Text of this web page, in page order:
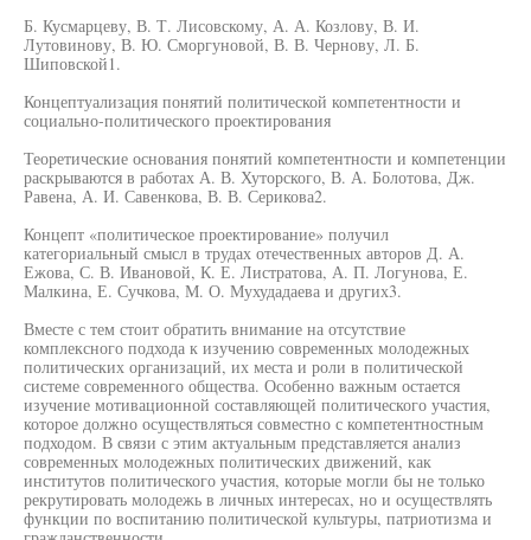
Б. Кусмарцеву, В. Т. Лисовскому, А. А. Козлову, В. И.
Лутовинову, В. Ю. Сморгуновой, В. В. Чернову, Л. Б.
Шиповской1.
Концептуализация понятий политической компетентности и
социально-политического проектирования
Теоретические основания понятий компетентности и компетенции
раскрываются в работах А. В. Хуторского, В. А. Болотова, Дж.
Равена, А. И. Савенкова, В. В. Серикова2.
Концепт «политическое проектирование» получил
категориальный смысл в трудах отечественных авторов Д. А.
Ежова, С. В. Ивановой, К. Е. Листратова, А. П. Логунова, Е.
Малкина, Е. Сучкова, М. О. Мухудадаева и других3.
Вместе с тем стоит обратить внимание на отсутствие
комплексного подхода к изучению современных молодежных
политических организаций, их места и роли в политической
системе современного общества. Особенно важным остается
изучение мотивационной составляющей политического участия,
которое должно осуществляться совместно с компетентностным
подходом. В связи с этим актуальным представляется анализ
современных молодежных политических движений, как
институтов политического участия, которые могли бы не только
рекрутировать молодежь в личных интересах, но и осуществлять
функции по воспитанию политической культуры, патриотизма и